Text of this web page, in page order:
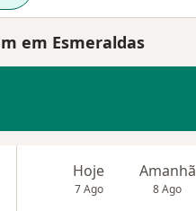
em Esmeraldas
Hoje
7 Ago
Amanhã
8 Ago